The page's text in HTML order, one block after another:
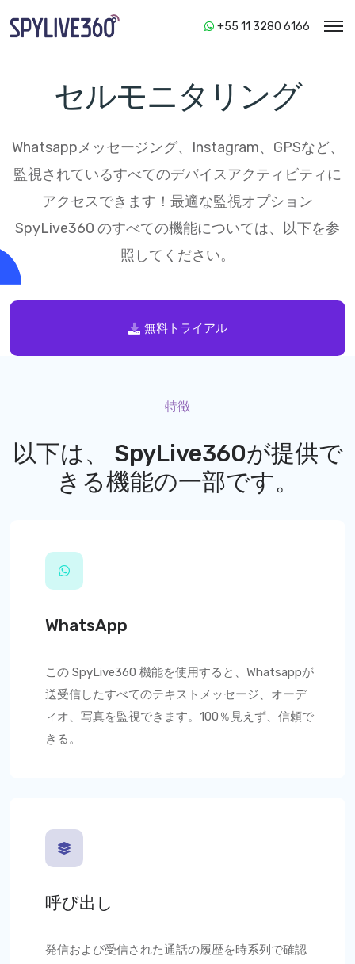
+55 11 3280 6166
セルモニタリング
Whatsappメッセージング、Instagram、GPSなど、
監視されているすべてのデバイスアクティビティに
アクセスできます！最適な監視オプション
SpyLive360 のすべての機能については、以下を参
照してください。
無料トライアル
特徴
以下は、 SpyLive360が提供で
きる機能の一部です。
WhatsApp
この SpyLive360 機能を使用すると、Whatsappが
送受信したすべてのテキストメッセージ、オーデ
ィオ、写真を監視できます。100％見えず、信頼で
きる。
呼び出し
発信および受信された通話の履歴を時系列で確認